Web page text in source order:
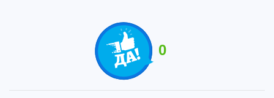
0